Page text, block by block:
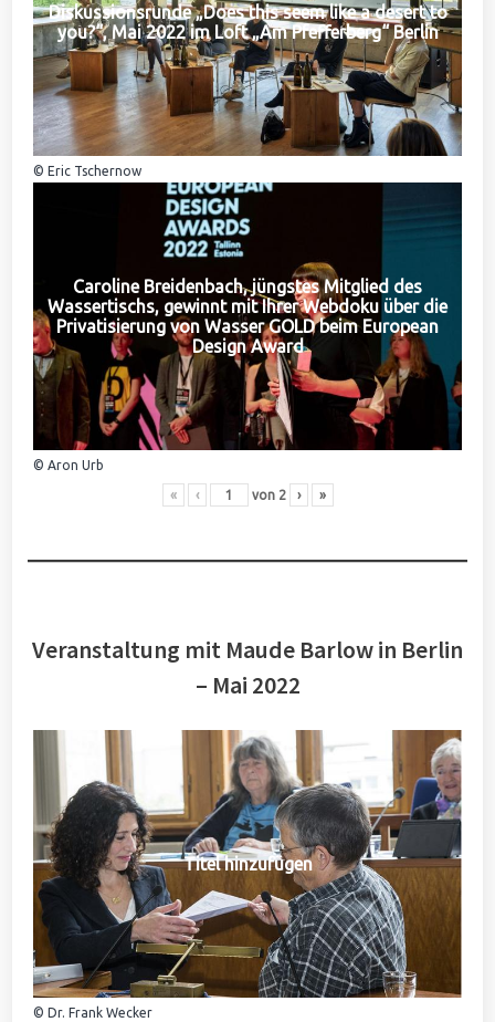
Diskussionsrunde „Does this seem like a desert to
you?“, Mai 2022 im Loft „Am Pfefferberg“ Berlin
© Eric Tschernow
Caroline Breidenbach, jüngstes Mitglied des
Wassertischs, gewinnt mit Ihrer Webdoku über die
Privatisierung von Wasser GOLD beim European
Design Award
© Aron Urb
« ‹ von 2 › »
Veranstaltung mit Maude Barlow in Berlin
– Mai 2022
Titel hinzufügen
© Dr. Frank Wecker